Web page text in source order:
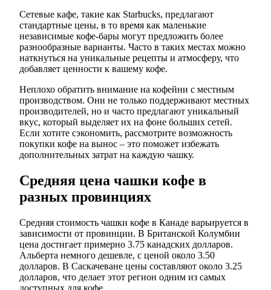
Сетевые кафе, такие как Starbucks, предлагают
стандартные цены, в то время как маленькие
независимые кофе-бары могут предложить более
разнообразные варианты. Часто в таких местах можно
наткнуться на уникальные рецепты и атмосферу, что
добавляет ценности к вашему кофе.
Неплохо обратить внимание на кофейни с местным
производством. Они не только поддерживают местных
производителей, но и часто предлагают уникальный
вкус, который выделяет их на фоне больших сетей.
Если хотите сэкономить, рассмотрите возможность
покупки кофе на вынос – это поможет избежать
дополнительных затрат на каждую чашку.
Средняя цена чашки кофе в
разных провинциях
Средняя стоимость чашки кофе в Канаде варьируется в
зависимости от провинции. В Британской Колумбии
цена достигает примерно 3.75 канадских долларов.
Альберта немного дешевле, с ценой около 3.50
долларов. В Саскачеване цены составляют около 3.25
долларов, что делает этот регион одним из самых
доступных для кофе.